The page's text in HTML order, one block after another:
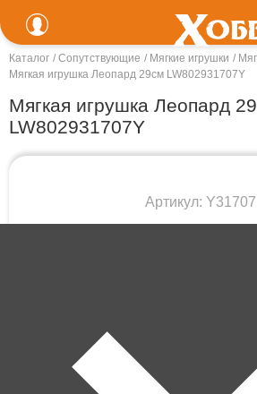
Каталог Сопутствующие Мягкие игрушки
Мягкая игрушка Леопард 29см LW802931707Y
Мягкая игрушка Леопард
LW802931707Y
Артикул: Y31707
Забрать сегодня!
В наличии в 3 магазинах